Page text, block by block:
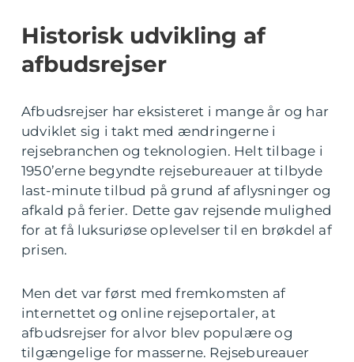
Historisk udvikling af
afbudsrejser
Afbudsrejser har eksisteret i mange år og har
udviklet sig i takt med ændringerne i
rejsebranchen og teknologien. Helt tilbage i
1950’erne begyndte rejsebureauer at tilbyde
last-minute tilbud på grund af aflysninger og
afkald på ferier. Dette gav rejsende mulighed
for at få luksuriøse oplevelser til en brøkdel af
prisen.
Men det var først med fremkomsten af
internettet og online rejseportaler, at
afbudsrejser for alvor blev populære og
tilgængelige for masserne. Rejsebureauer